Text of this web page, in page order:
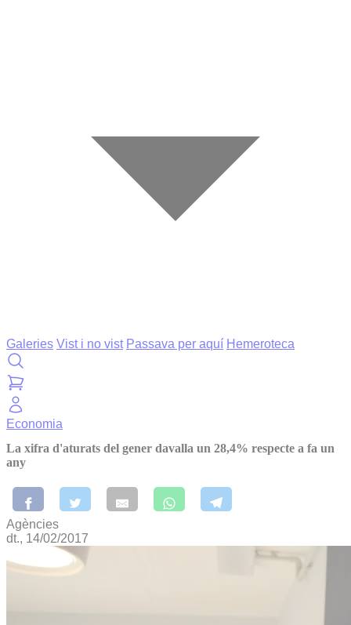
Galeries Vist i no vist Passava per aquí Hemeroteca
Economia
La xifra d'aturats del gener davalla un 28,4% respecte a fa un
any
Agències
dt., 14/02/2017